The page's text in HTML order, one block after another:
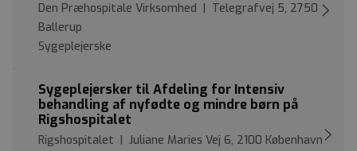
Den Præhospitale Virksomhed | Telegrafvej 5, 2750
Ballerup
Sygeplejerske
Sygeplejersker til Afdeling for Intensiv
behandling af nyfødte og mindre børn på
Rigshospitalet
Rigshospitalet | Juliane Maries Vej 6, 2100 København